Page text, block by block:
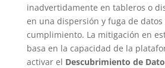
inadvertidamente en tableros o
en una dispersión y fuga de
cumplimiento. La mitigación en
basa en la capacidad de la
activar el Descubrimiento de